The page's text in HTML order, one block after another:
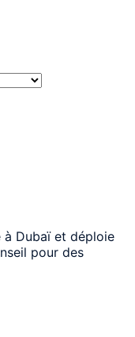
à Dubaï et déploie
pour des